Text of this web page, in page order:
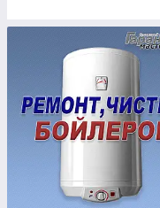
Ви телефонуйте нам